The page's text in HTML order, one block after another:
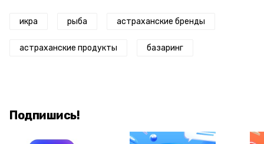
икра рыба астраханские бренды
астраханские продукты базаринг
Подпишись!